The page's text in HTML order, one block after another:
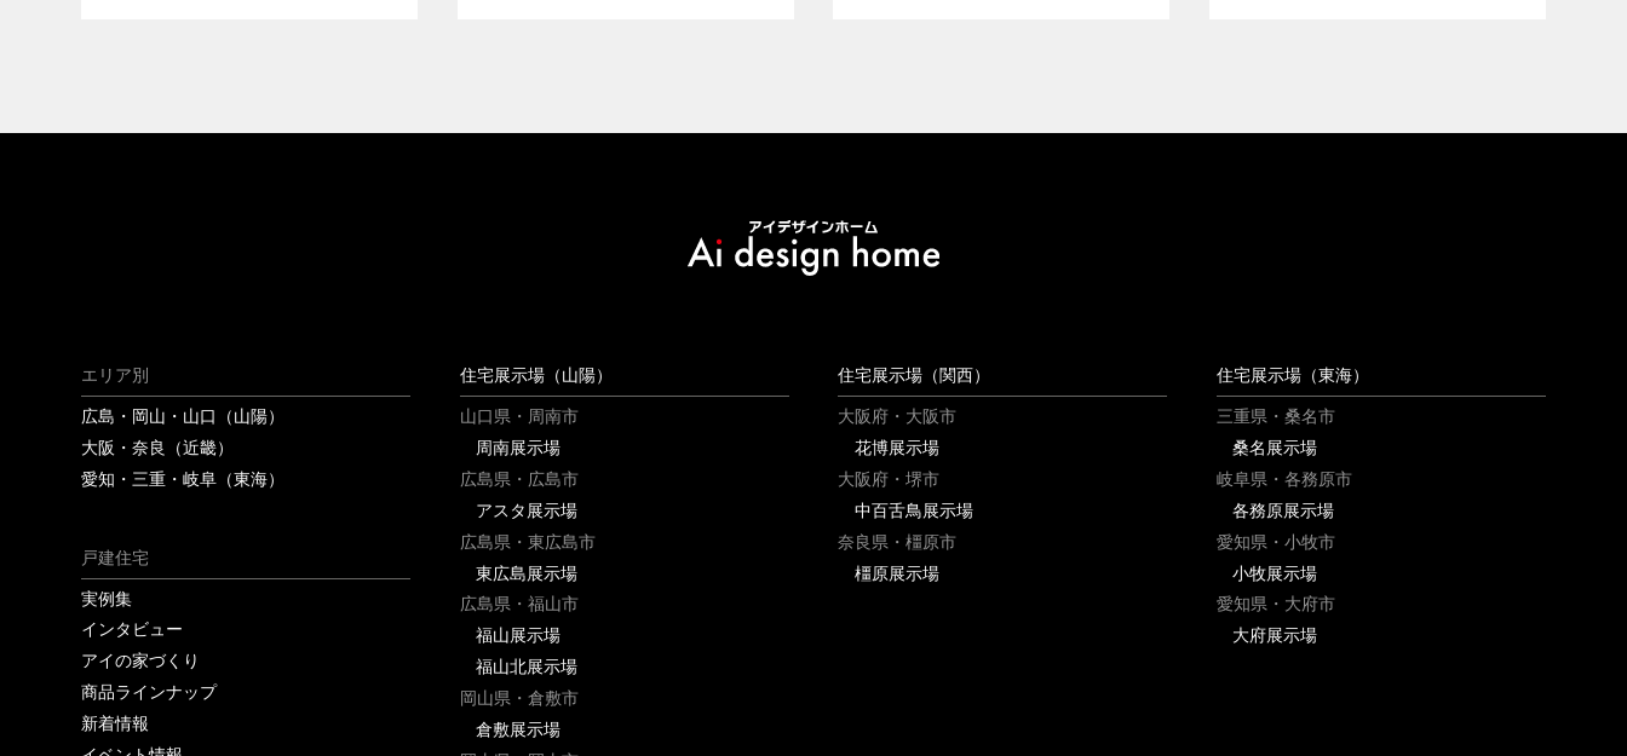
エリア別
広島・岡山・山口（山陽）
大阪・奈良（近畿）
愛知・三重・岐阜（東海）
戸建住宅
実例集
インタビュー
アイの家づくり
商品ラインナップ
新着情報
住宅展示場（山陽）
山口県・周南市
周南展示場
広島県・広島市
アスタ展示場
広島県・東広島市
東広島展示場
広島県・福山市
福山展示場
福山北展示場
岡山県・倉敷市
倉敷展示場
住宅展示場（関西）
大阪府・大阪市
花博展示場
大阪府・堺市
中百舌鳥展示場
奈良県・橿原市
橿原展示場
住宅展示場（東海）
三重県・桑名市
桑名展示場
岐阜県・各務原市
各務原展示場
愛知県・小牧市
小牧展示場
愛知県・大府市
大府展示場